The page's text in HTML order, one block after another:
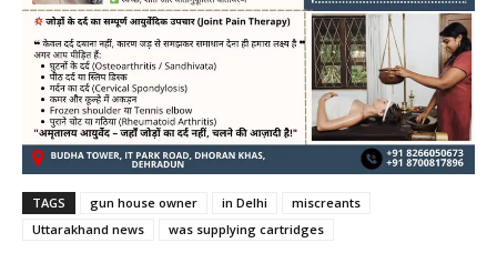
TAGS gun house owner in Delhi
miscreants
Uttarakhand news
was supplying cartridges